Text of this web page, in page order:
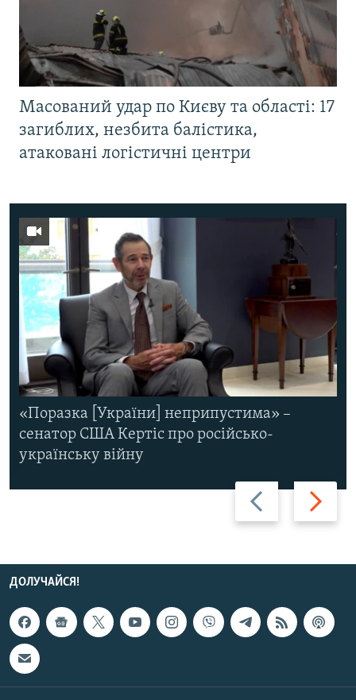
Масований удар по Києву та області: 17
загиблих, незбита балістика,
атаковані логістичні центри
Назад Вперед
«Поразка [України] неприпустима» –
сенатор США Кертіс про російсько-
українську війну
ДОЛУЧАЙСЯ!